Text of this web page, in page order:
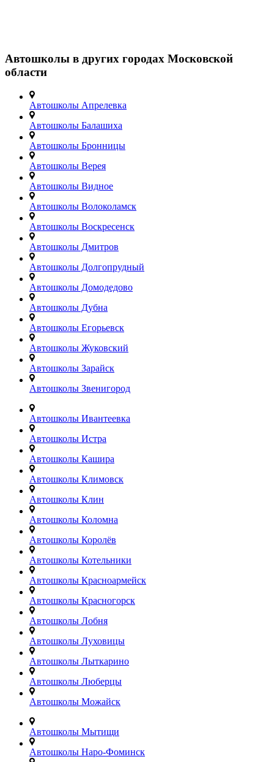
Автошколы в других городах Московской
области
Автошколы Апрелевка
Автошколы Балашиха
Автошколы Бронницы
Автошколы Верея
Автошколы Видное
Автошколы Волоколамск
Автошколы Воскресенск
Автошколы Дмитров
Автошколы Долгопрудный
Автошколы Домодедово
Автошколы Дубна
Автошколы Егорьевск
Автошколы Жуковский
Автошколы Зарайск
Автошколы Звенигород
Автошколы Ивантеевка
Автошколы Истра
Автошколы Кашира
Автошколы Климовск
Автошколы Клин
Автошколы Коломна
Автошколы Королёв
Автошколы Котельники
Автошколы Красноармейск
Автошколы Красногорск
Автошколы Лобня
Автошколы Луховицы
Автошколы Лыткарино
Автошколы Люберцы
Автошколы Можайск
Автошколы Мытищи
Автошколы Наро-Фоминск